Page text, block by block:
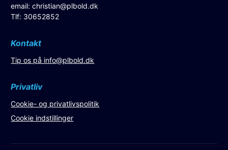
email:christian@plbold.dk
Tlf: 30652852
Kontakt
Tip os på info@plbold.dk
Privatliv
Cookie- og privatlivspolitik
Cookie indstillinger